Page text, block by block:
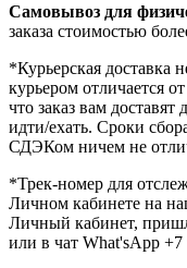
Самовывоз для
заказа стоимостью
*Курьерская доставка
курьером отличается
что заказ вам
идти/ехать. Сроки
СДЭКом ничем не
*Трек-номер для
Личном кабинете на
Личный кабинет,
или в чат What'sApp +7